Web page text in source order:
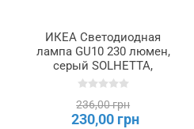
ИКЕА Светодиодная
лампа GU10 230 люмен,
серый SOLHETTA,
405.840.81
236,00 грн
230,00 грн